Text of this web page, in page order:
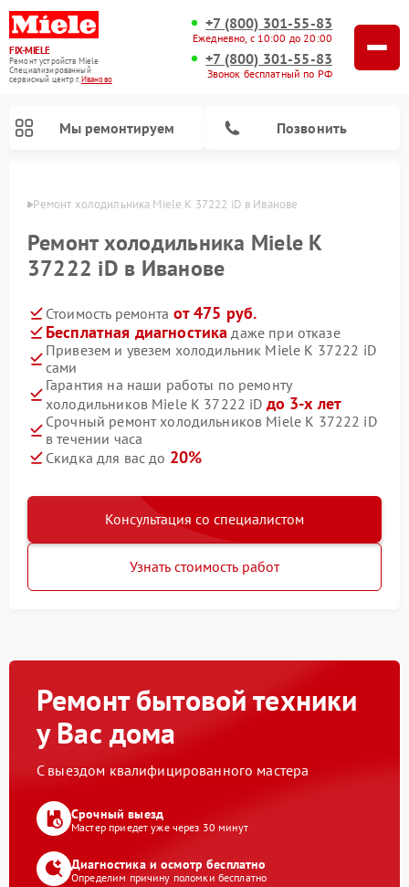
FIX-MIELE
Ремонт устройств Miele
Специализированный
cервисный центр г.Иваново
+7 (800) 301-55-83
Ежедневно, с 10:00 до 20:00
+7 (800) 301-55-83
Звонок бесплатный по РФ
Мы ремонтируем Позвонить
Ремонт холодильника Miele K 37222 iD в Иванове
Ремонт холодильника Miele K
37222 iD в Иванове
Стоимость ремонта от 475 руб.
Бесплатная диагностика даже при отказе
Привезем и увезем холодильник Miele K 37222 iD
сами
Гарантия на наши работы по ремонту
холодильников Miele K 37222 iD до 3-х лет
Срочный ремонт холодильников Miele K 37222 iD
в течении часа
Скидка для вас до 20%
Консультация со специалистом
Узнать стоимость работ
Ремонт бытовой техники
у Вас дома
С выездом квалифицированного мастера
Срочный выезд
Мастер приедет уже через 30 минут
Диагностика и осмотр бесплатно
Определим причину поломки бесплатно